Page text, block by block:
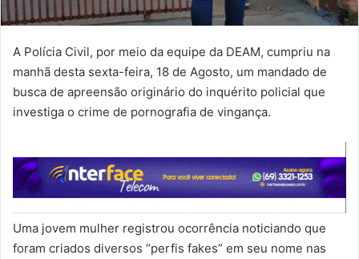
A Polícia Civil, por meio da equipe da DEAM, cumpriu na
manhã desta sexta-feira, 18 de Agosto, um mandado de
busca de apreensão originário do inquérito policial que
investiga o crime de pornografia de vingança.
Uma jovem mulher registrou ocorrência noticiando que
foram criados diversos “perfis fakes” em seu nome nas